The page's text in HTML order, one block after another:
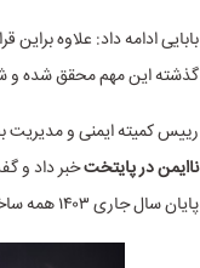
بابایی ادامه‌ داد: علاوه
گذشته این مهم محقق شده و
رییس کمیته ایمنی و مدیریت
ناایمن در پایتختخبر داد و
پایان سال جاری ۱۴۰۳ همه ساختمان حیاتی ناایمن از پایتخت حذف شوند.